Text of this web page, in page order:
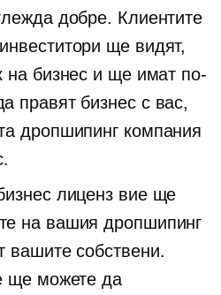
добре. Клиентите
ще видят,
на бизнес и ще имат по-
правят бизнес с вас,
дропшипинг компания
лиценз вие ще
на вашия дропшипинг
вашите собствени.
ще можете да